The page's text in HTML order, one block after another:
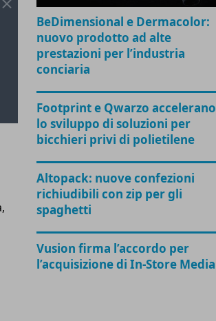
BeDimensional e Dermacolor:
nuovo prodotto ad alte
prestazioni per l’industria
conciaria
Footprint e Qwarzo accelerano
lo sviluppo di soluzioni per
bicchieri privi di polietilene
Altopack: nuove confezioni
richiudibili con zip per gli
spaghetti
Vusion firma l’accordo per
l’acquisizione di In-Store Media